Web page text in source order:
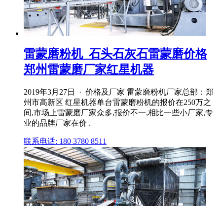
雷蒙磨粉机_石头石灰石雷蒙磨价格
郑州雷蒙磨厂家红星机器
2019年3月27日 · 价格及厂家 雷蒙磨粉机厂家总部：郑
州市高新区 红星机器单台雷蒙磨粉机的报价在250万之
间,市场上雷蒙磨厂家众多,报价不一,相比一些小厂家,专
业的品牌厂家在价 .
联系电话: 180 3780 8511